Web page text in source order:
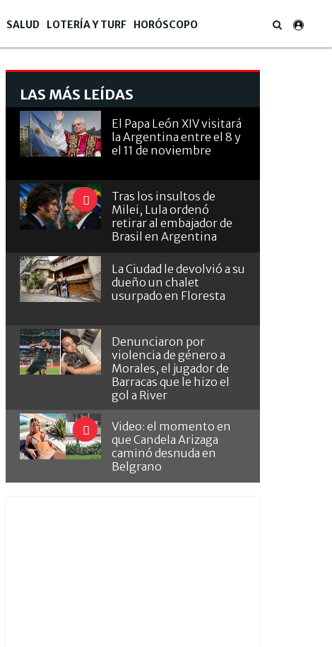
SALUD LOTERÍA Y TURF HORÓSCOPO
LAS MÁS LEÍDAS
El Papa León XIV visitará
la Argentina entre el 8 y
el 11 de noviembre
Tras los insultos de
Milei, Lula ordenó
retirar al embajador de
Brasil en Argentina
La Ciudad le devolvió a su
dueño un chalet
usurpado en Floresta
Denunciaron por
violencia de género a
Morales, el jugador de
Barracas que le hizo el
gol a River
Video: el momento en
que Candela Arizaga
caminó desnuda en
Belgrano